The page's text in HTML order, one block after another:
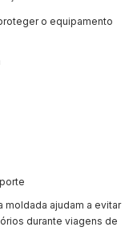
o equipamento
moldada ajudam a evitar
durante viagens de